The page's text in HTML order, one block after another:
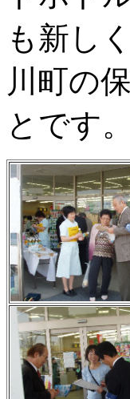
も新し
川町の
とです